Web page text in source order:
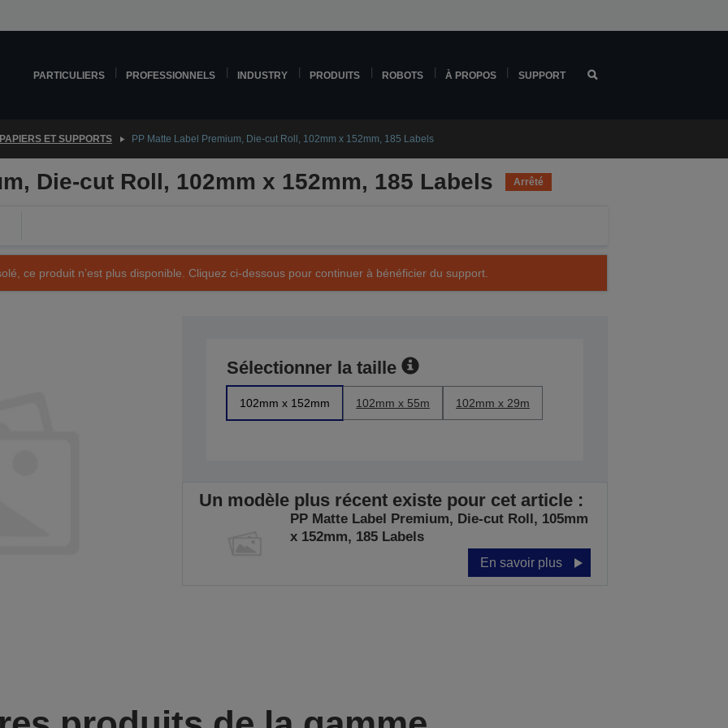
PARTICULIERS PROFESSIONNELS INDUSTRY PRODUITS ROBOTS À PROPOS SUPPORT
ET SUPPORTS PP Matte Label Premium, Die-cut Roll, 102mm x 152mm, 185 Labels
Die-cut Roll, 102mm x 152mm, 185 Labels Arrêté
ce produit n’est plus disponible. Cliquez ci-dessous pour continuer à bénéficier du support.
Sélectionner la taille
102mm x 152mm 102mm x 55m 102mm x 29m
Un modèle plus récent existe pour cet article :
PP Matte Label Premium, Die-cut Roll, 105mm
x 152mm, 185 Labels
En savoir plus